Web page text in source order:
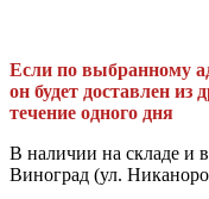
Если по выбранному
он будет доставлен из
течение одного дня
В наличии на складе и
Виноград (ул.